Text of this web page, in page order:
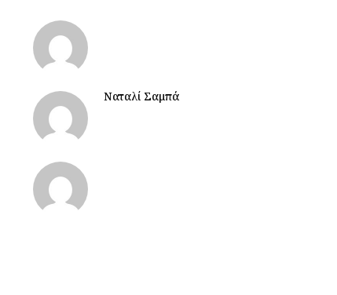
Ναταλί Σαμπά